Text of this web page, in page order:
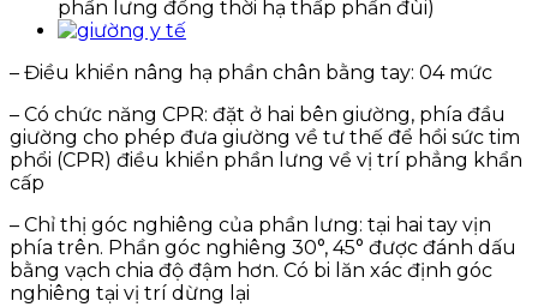
phần lưng đồng thời hạ thấp phần đùi)
– Điều khiển nâng hạ phần chân bằng tay: 04 mức
– Có chức năng CPR: đặt ở hai bên giường, phía đầu
giường cho phép đưa giường về tư thế để hồi sức tim
phổi (CPR) điều khiển phần lưng về vị trí phẳng khẩn
cấp
– Chỉ thị góc nghiêng của phần lưng: tại hai tay vịn
phía trên. Phần góc nghiêng 30°, 45° được đánh dấu
bằng vạch chia độ đậm hơn. Có bi lăn xác định góc
nghiêng tại vị trí dừng lại